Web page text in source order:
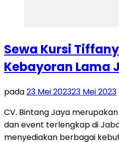
Sewa Kursi
Kebayoran Lama
pada23 Mei 202323 Mei 2023
CV. Bintang Jaya
dan event terlengkap di
menyediakan berbagai